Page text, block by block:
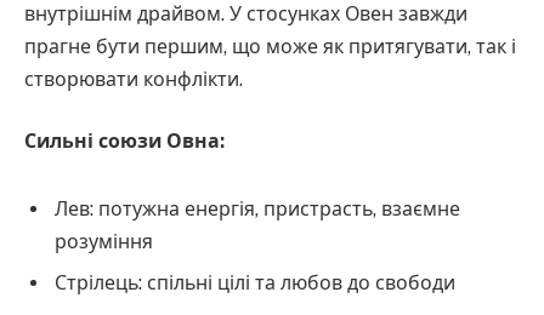
внутрішнім драйвом. У стосунках Овен завжди
прагне бути першим, що може як притягувати, так і
створювати конфлікти.
Сильні союзи Овна:
Лев: потужна енергія, пристрасть, взаємне
розуміння
Стрілець: спільні цілі та любов до свободи